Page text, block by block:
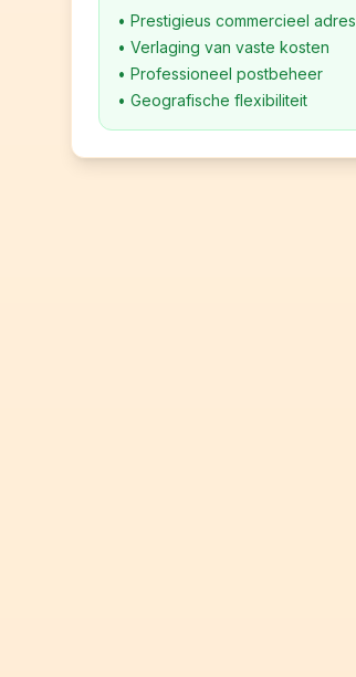
• Prestigieus commercieel adres
• Verlaging van vaste kosten
• Professioneel postbeheer
• Geografische flexibiliteit